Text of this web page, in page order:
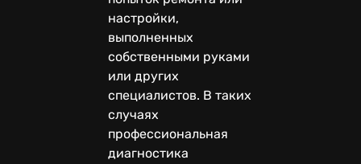
настройки,
выполненных
собственными руками
или других
специалистов. В таких
случаях
профессиональная
диагностика